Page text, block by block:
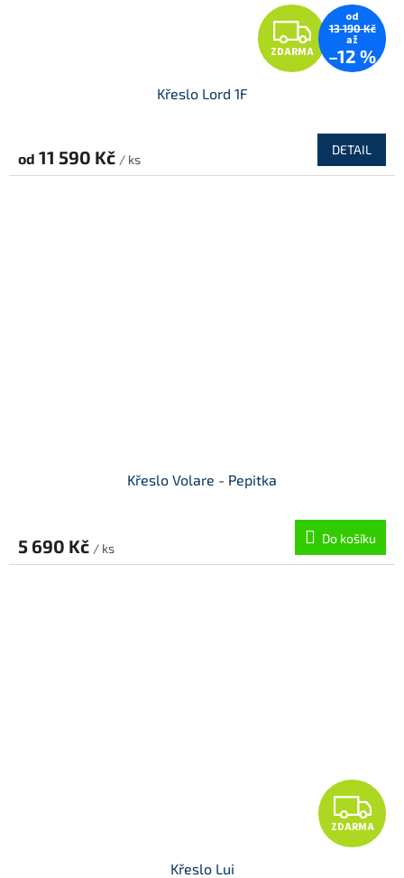
Z
D
R
M
ZDARMA
od
13 190 Kč
až
–12 %
Křeslo Lord 1F
od 11 590 Kč / ks
DETAIL
Křeslo Volare - Pepitka
5 690 Kč / ks
Do košíku
Z
D
ZDARMA
Křeslo Lui